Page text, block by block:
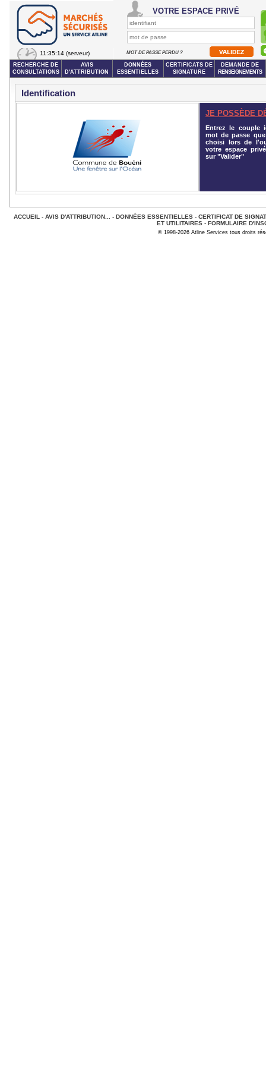
11:35:14 (serveur)
VOTRE ESPACE PRIVÉ
MOT DE PASSE PERDU ?
RECHERCHE DE
CONSULTATIONS
AVIS
D'ATTRIBUTION
DONNÉES
ESSENTIELLES
CERTIFICATS DE
SIGNATURE
DEMANDE DE
RENSEIGNEMENTS
Identification
JE POSSÈDE
Entrez le couple
mot de passe
choisi lors de
votre espace
sur "Valider"
ACCUEIL - AVIS D'ATTRIBUTION... - DONNÉES ESSENTIELLES- CERTIFICAT DE
ET UTILITAIRES - FORMULAIRE
© 1998-2026 Atline Services tous droits